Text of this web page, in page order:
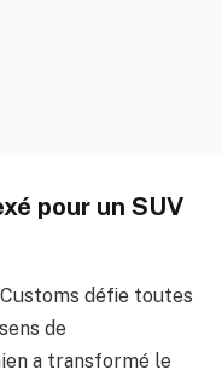
pour un SUV
défie toutes
de
a transformé le